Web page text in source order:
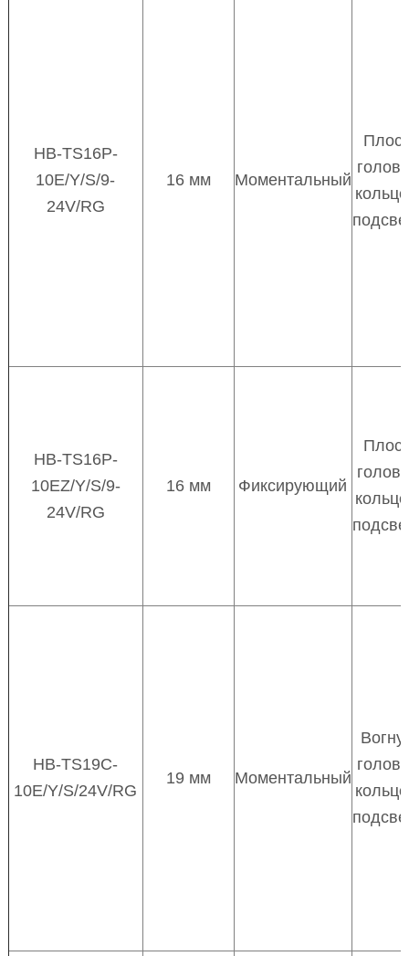
HB-TS16P-
10E/Y/S/9-
24V/RG
16 мм Моментальный
HB-TS16P-
10EZ/Y/S/9-
24V/RG
16 мм Фиксирующий
HB-TS19C-
10E/Y/S/24V/RG
19 мм Моментальный